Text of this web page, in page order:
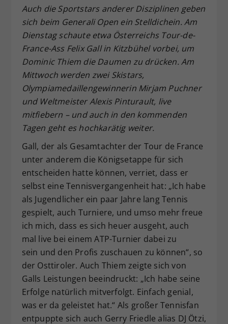
Auch die Sportstars anderer Disziplinen geben
sich beim Generali Open ein Stelldichein. Am
Dienstag schaute etwa Österreichs Tour-de-
France-Ass Felix Gall in Kitzbühel vorbei, um
Dominic Thiem die Daumen zu drücken. Am
Mittwoch werden zwei Skistars,
Olympiamedaillengewinnerin Mirjam Puchner
und Weltmeister Alexis Pinturault, live
mitfiebern – und auch in den kommenden
Tagen geht es hochkarätig weiter.
Gall, der als Gesamtachter der Tour de France
unter anderem die Königsetappe für sich
entscheiden hatte können, verriet, dass er
selbst eine Tennisvergangenheit hat: „Ich habe
als Jugendlicher ein paar Jahre lang Tennis
gespielt, auch Turniere, und umso mehr freue
ich mich, dass es sich heuer ausgeht, auch
mal live bei einem ATP-Turnier dabei zu
sein und den Profis zuschauen zu können“, so
der Osttiroler. Auch Thiem zeigte sich von
Galls Leistungen beeindruckt: „Ich habe seine
Erfolge natürlich mitverfolgt. Einfach genial,
was er da geleistet hat.“ Als großer Tennisfan
entpuppte sich auch Gerry Friedle alias DJ Ötzi,
Zweck
Dieser Wert speichert Ihre Consent-
Einstellungen. Unter anderem eine
zufällig generierte ID, für die
historische Speicherung Ihrer
vorgenommen Einstellungen, falls der
hat.